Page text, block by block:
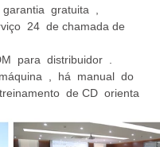
gratuita ,
24 de chamada de
para distribuidor .
, há manual do
de CD orienta